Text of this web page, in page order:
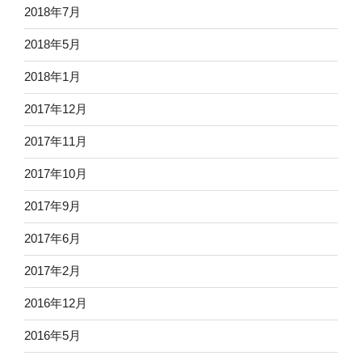
2018年7月
2018年5月
2018年1月
2017年12月
2017年11月
2017年10月
2017年9月
2017年6月
2017年2月
2016年12月
2016年5月